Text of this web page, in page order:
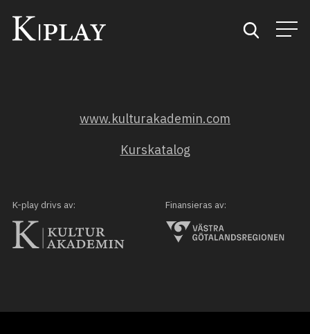
Kategorier
Mina favoriter
www.kulturakademin.com
Kurskatalog
K-play drivs av: Finansieras av: